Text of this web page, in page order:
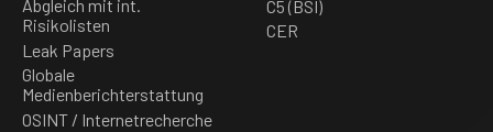
Abgleich mit int.
Risikolisten
Leak Papers
Globale
Medienberichterstattung
OSINT / Internetrecherche
C5 (BSI)
CER